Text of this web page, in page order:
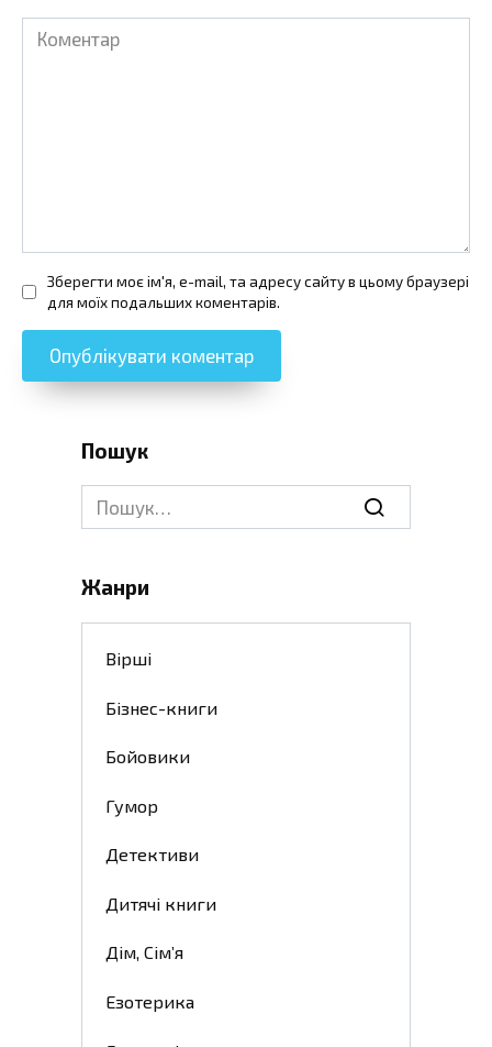
Коментар
Зберегти моє ім'я, e-mail, та адресу сайту в цьому браузері
для моїх подальших коментарів.
Пошук
Search
for:
Жанри
Вірші
Бізнес-книги
Бойовики
Гумор
Детективи
Дитячі книги
Дім, Сім’я
Езотерика